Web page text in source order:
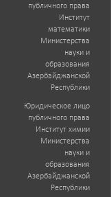
публичного права
Институт
математики
Министерства
науки и
образования
Азербайджанской
Республики
Юридическое лицо
публичного права
Институт химии
Министерства
науки и
образования
Азербайджанской
Республики